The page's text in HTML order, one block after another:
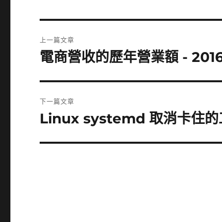
章
上一篇文章
上
篇
文
電商營收的歷年營業額 -
下一篇文章
下
篇
Linux systemd 取消卡住的